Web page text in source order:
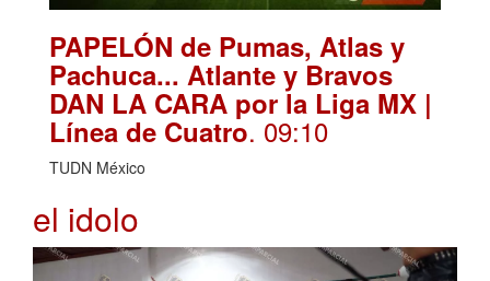
PAPELÓN de Pumas, Atlas y
Pachuca... Atlante y Bravos
DAN LA CARA por la Liga MX |
Línea de Cuatro. 09:10
TUDN México
el idolo